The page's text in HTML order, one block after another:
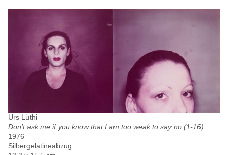
Urs Lüthi
Don’t ask me if you know that I am too weak to say no (1-16)
1976
Silbergelatineabzug